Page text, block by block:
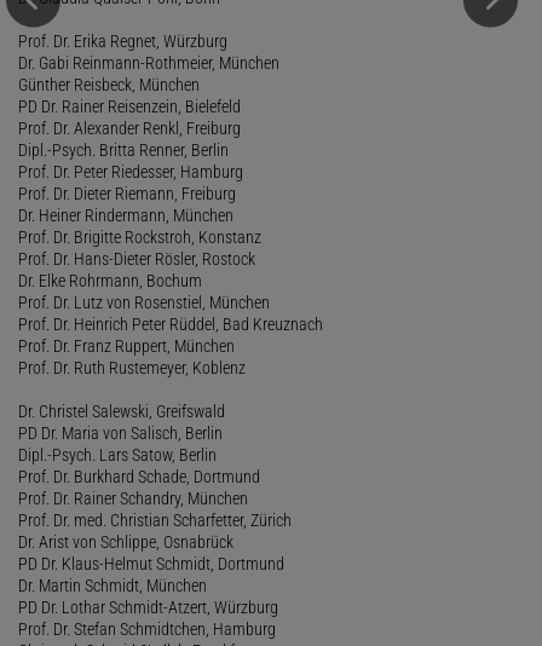
Prof. Dr. Erika Regnet, Würzburg
Dr. Gabi Reinmann-Rothmeier, München
Günther Reisbeck, München
PD Dr. Rainer Reisenzein, Bielefeld
Prof. Dr. Alexander Renkl, Freiburg
Dipl.-Psych. Britta Renner, Berlin
Prof. Dr. Peter Riedesser, Hamburg
Prof. Dr. Dieter Riemann, Freiburg
Dr. Heiner Rindermann, München
Prof. Dr. Brigitte Rockstroh, Konstanz
Prof. Dr. Hans-Dieter Rösler, Rostock
Dr. Elke Rohrmann, Bochum
Prof. Dr. Lutz von Rosenstiel, München
Prof. Dr. Heinrich Peter Rüddel, Bad Kreuznach
Prof. Dr. Franz Ruppert, München
Prof. Dr. Ruth Rustemeyer, Koblenz
Dr. Christel Salewski, Greifswald
PD Dr. Maria von Salisch, Berlin
Dipl.-Psych. Lars Satow, Berlin
Prof. Dr. Burkhard Schade, Dortmund
Prof. Dr. Rainer Schandry, München
Prof. Dr. med. Christian Scharfetter, Zürich
Dr. Arist von Schlippe, Osnabrück
PD Dr. Klaus-Helmut Schmidt, Dortmund
Dr. Martin Schmidt, München
PD Dr. Lothar Schmidt-Atzert, Würzburg
Prof. Dr. Stefan Schmidtchen, Hamburg